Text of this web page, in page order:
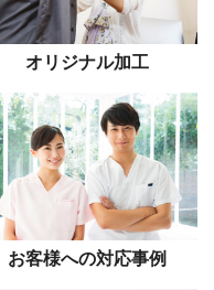
オリジナル加工
お客様への対応事例